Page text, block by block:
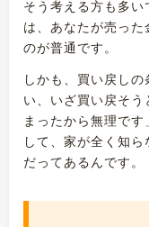
そう考える方も多
は、あなたが売った
のが普通です。
しかも、買い戻し
い、いざ買い戻そう
まったから無理で
して、家が全く知
だってあるんです。